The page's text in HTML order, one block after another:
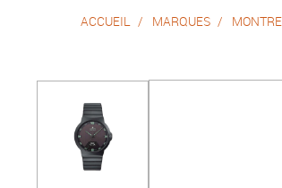
ACCUEIL MARQUES